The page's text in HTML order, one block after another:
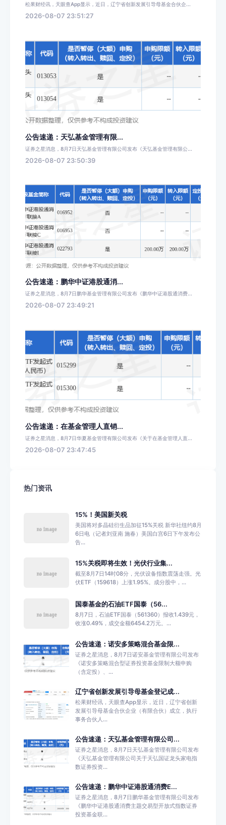
松果财经讯，天眼查App显示，近日，辽宁省创新发展引导母基金合伙企...
2026-08-07 23:51:27
公告速递：天弘基金管理有限...
证券之星消息，8月7日天弘基金管理有限公司发布《天弘基金管理有限公...
2026-08-07 23:50:39
公告速递：鹏华中证港股通消...
证券之星消息，8月7日鹏华基金管理有限公司发布《鹏华中证港股通消费...
2026-08-07 23:49:21
公告速递：在基金管理人直销...
证券之星消息，8月7日华夏基金管理有限公司发布《关于在基金管理人直...
2026-08-07 23:47:45
热门资讯
15%！美国新关税
美国将对多晶硅衍生品加征15%关税 新华社纽约8月
6日电（记者刘亚南 施春）美国白宫6日下午发布公
告...
15%关税即将生效！光伏行业集...
截至8月7日14时08分，光伏设备指数震荡走强。光
伏ETF（159618）上涨1.95%。成分股中，...
国泰基金的石油ETF国泰（56...
8月7日，石油ETF国泰（561360）报收1.439元，
收涨0.49%，成交金额6454.2万元。...
公告速递：诺安多策略混合基金限...
证券之星消息，8月7日诺安基金管理有限公司发布
《诺安多策略混合型证券投资基金限制大额申购
（含定投）、...
辽宁省创新发展引导母基金登记成...
松果财经讯，天眼查App显示，近日，辽宁省创新
发展引导母基金合伙企业（有限合伙）成立，执行
事务合伙人...
公告速递：天弘基金管理有限公司...
证券之星消息，8月7日天弘基金管理有限公司发布
《天弘基金管理有限公司关于天弘国证龙头家电指
数证券投资...
公告速递：鹏华中证港股通消费E...
证券之星消息，8月7日鹏华基金管理有限公司发布
《鹏华中证港股通消费主题交易型开放式指数证券
投资基金联...